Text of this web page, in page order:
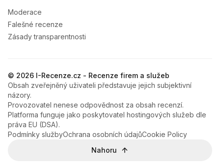
Moderace
Falešné recenze
Zásady transparentnosti
© 2026 I-Recenze.cz - Recenze firem a služeb
Obsah zveřejněný uživateli představuje jejich subjektivní
názory.
Provozovatel nenese odpovědnost za obsah recenzí.
Platforma funguje jako poskytovatel hostingových služeb dle
práva EU (DSA).
Podmínky službyOchrana osobních údajůCookie Policy
Nahoru